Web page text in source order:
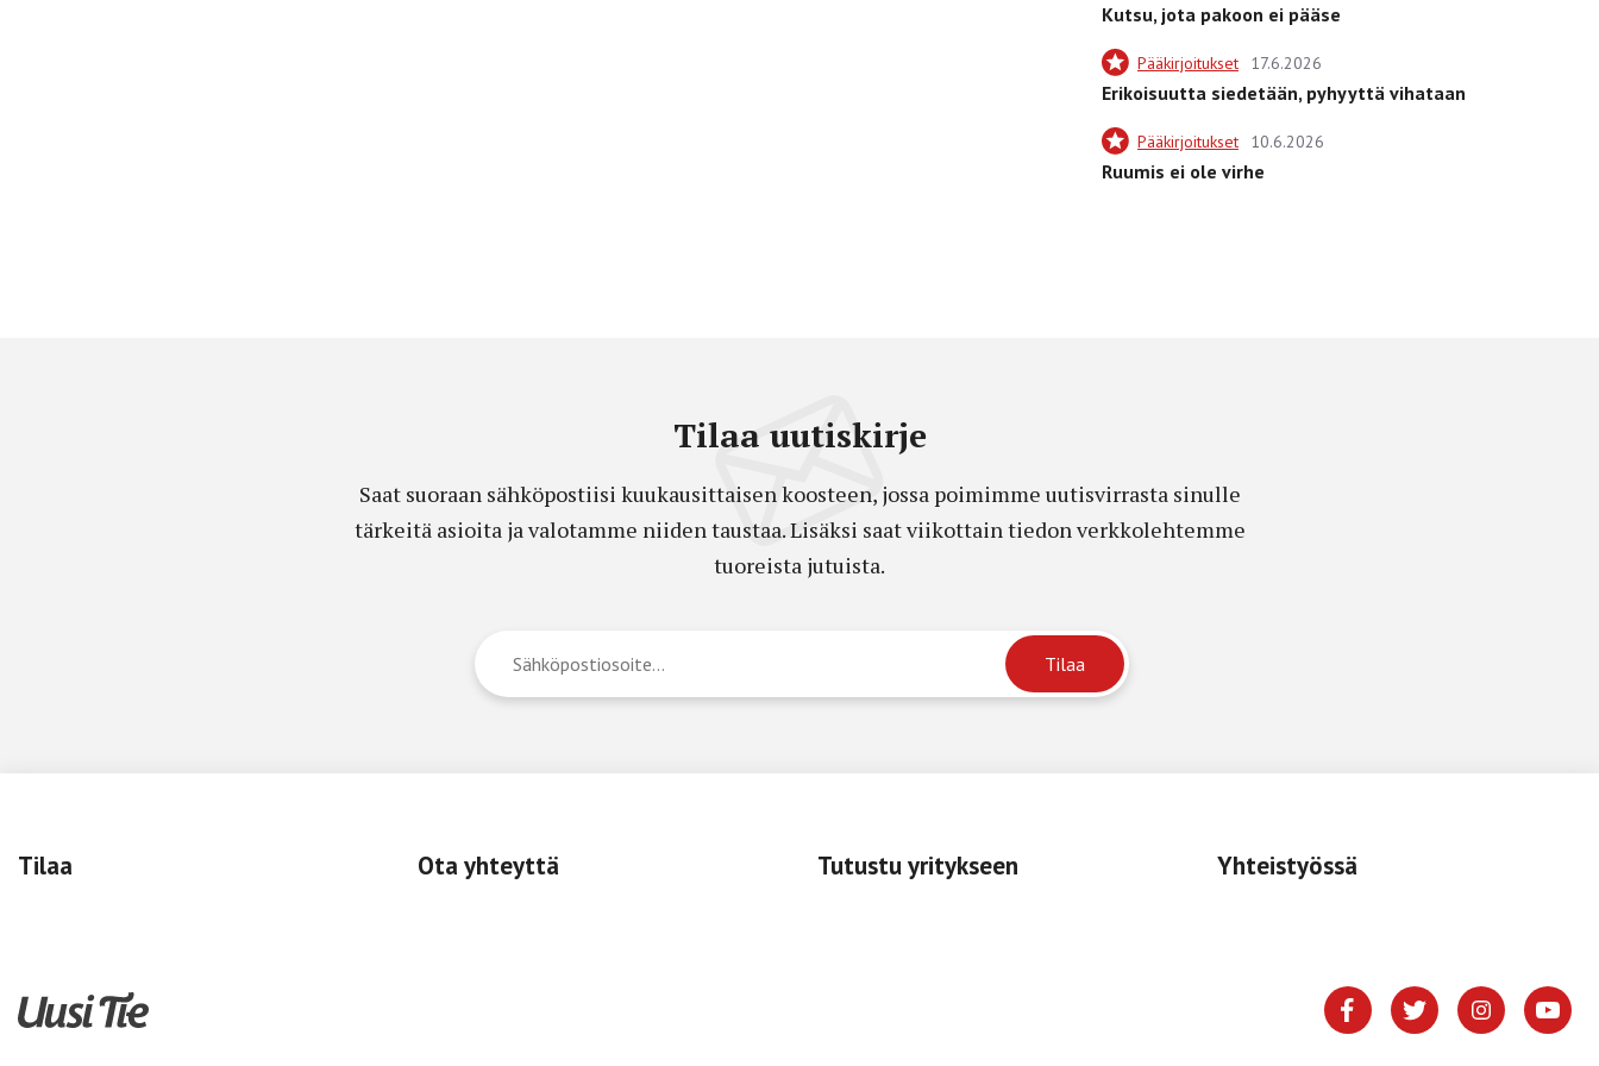
Kutsu, jota pakoon ei pääse
Pääkirjoitukset 17.6.2026
Erikoisuutta siedetään, pyhyyttä vihataan
Pääkirjoitukset 10.6.2026
Ruumis ei ole virhe
Tilaa uutiskirje
Saat suoraan sähköpostiisi kuukausittaisen koosteen, jossa poimimme uutisvirrasta sinulle
tärkeitä asioita ja valotamme niiden taustaa. Lisäksi saat viikottain tiedon verkkolehtemme
tuoreista jutuista.
Tilaa Ota yhteyttä Tutustu yritykseen Yhteistyössä